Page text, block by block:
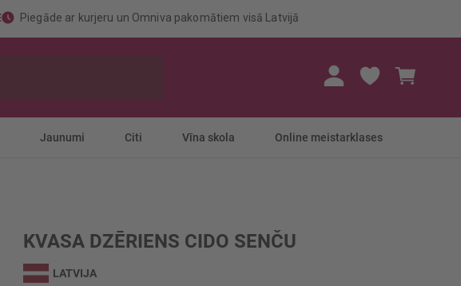
Piegāde ar kurjeru un Omniva pakomātiem visā Latvijā
Jaunumi Citi Vīna skola Online meistarklases
KVASA DZĒRIENS CIDO SENČU
LATVIJA